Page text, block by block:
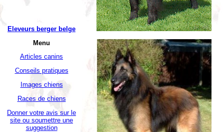
Eleveurs berger belge
Menu
Articles canins
Conseils pratiques
Images chiens
Races de chiens
Donner votre avis sur le
site ou soumettre une
suggestion